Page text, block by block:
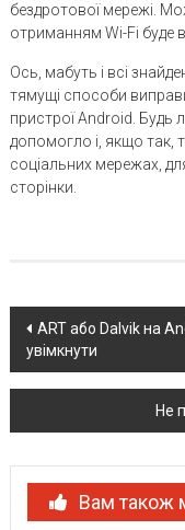
бездротової мережі.
отриманням Wi-Fi буде
Ось, мабуть і всі
тямущі способи
пристрої Android. Будь
допомогло і, якщо так,
соціальних мережах,
сторінки.
Post
navigation
ART або Dalvik на
увімкнути
Не
Вам також